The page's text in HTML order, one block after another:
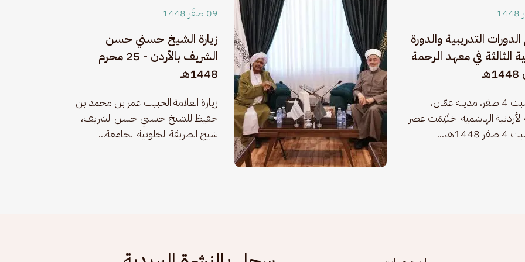
التدريبية والدورة
الثالثة في معهد الرحمة
يوم السبت 4 صفر، مدينة عمّان،
الأردنية الهاشمية اختُتِمَت عصر
09 صفَر 1448
زيارة الشيخ حسني حسن
الشريف بالأردن - 25 محرم
1448هـ
زيارة العلامة الحبيب عمر بن محمد بن
حفيظ للشيخ حسني حسن الشريف،
شيخ الطريقة الخلوتية الجامعة...